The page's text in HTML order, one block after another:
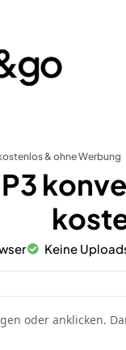
& ohne Werbung
Keine
oder anklicken.